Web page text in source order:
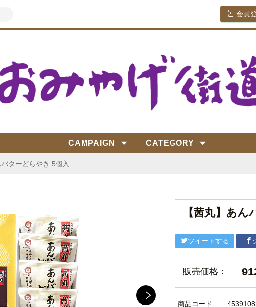
会員
CAMPAIGN CATEGORY
バターどらやき 5個入
【茜丸】あ
ツイートする
販売価格：
商品コード